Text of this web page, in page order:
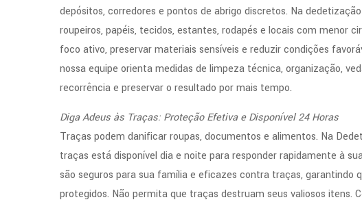
depósitos, corredores e pontos de abrigo discretos. Na
roupeiros, papéis, tecidos, estantes, rodapés e locais com menor
foco ativo, preservar materiais sensíveis e reduzir condições
nossa equipe orienta medidas de limpeza técnica, organização,
recorrência e preservar o resultado por mais tempo.
Diga Adeus às Traças: Proteção Efetiva e Disponível 24 Horas
Traças podem danificar roupas, documentos e alimentos. Na
traças está disponível dia e noite para responder rapidamente à
são seguros para sua família e eficazes contra traças, garantindo
protegidos. Não permita que traças destruam seus valiosos itens.